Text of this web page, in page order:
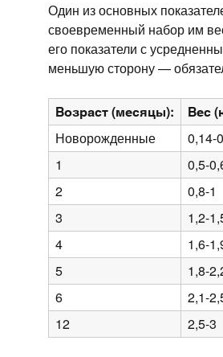
Один из основных
своевременный набор им
его показатели с
меньшую сторону —
Возраст (месяцы):
Вес
Новорожденные
0,14-
1
0,5-
2
0,8-1
3
1,2-
4
1,6-
5
1,8-
6
2,1-
12
2,5-3